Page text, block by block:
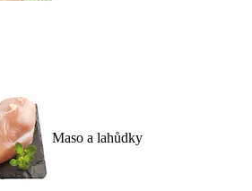
Maso a lahůdky